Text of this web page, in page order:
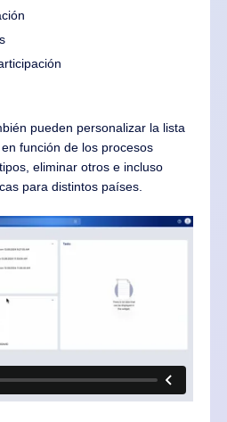
pueden personalizar la lista
función de los procesos
eliminar otros e incluso
para distintos países.